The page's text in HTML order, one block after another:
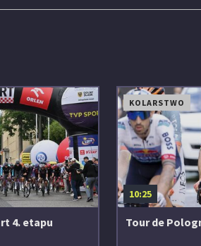
4. etapu
KOLARSTWO
10:25
Tour de